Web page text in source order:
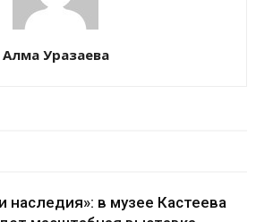
Алма Уразаева
наследия»: в музее Кастеева